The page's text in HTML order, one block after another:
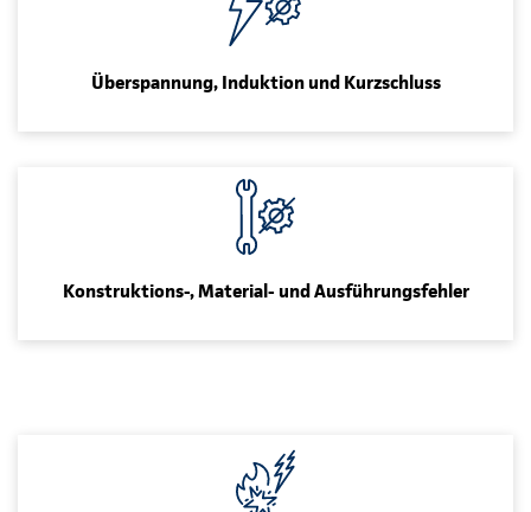
Überspannung, Induktion und Kurzschluss
Konstruktions-, Material- und Ausführungsfehler